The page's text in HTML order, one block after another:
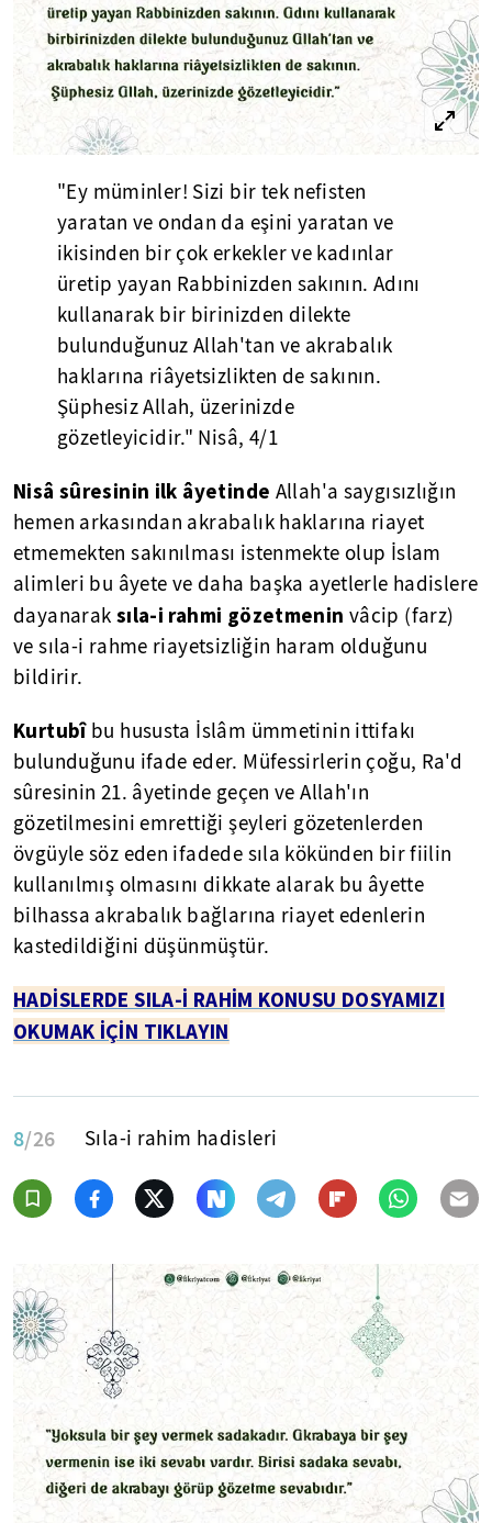
"Ey müminler! Sizi bir tek nefisten
yaratan ve ondan da eşini yaratan ve
ikisinden bir çok erkekler ve kadınlar
üretip yayan Rabbinizden sakının. Adını
kullanarak bir birinizden dilekte
bulunduğunuz Allah'tan ve akrabalık
haklarına riâyetsizlikten de sakının.
Şüphesiz Allah, üzerinizde
gözetleyicidir." Nisâ, 4/1
Nisâ sûresinin ilk âyetinde Allah'a saygısızlığın
hemen arkasından akrabalık haklarına riayet
etmemekten sakınılması istenmekte olup İslam
alimleri bu âyete ve daha başka ayetlerle hadislere
dayanarak sıla-i rahmi gözetmenin vâcip (farz)
ve sıla-i rahme riayetsizliğin haram olduğunu
bildirir.
Kurtubî bu hususta İslâm ümmetinin ittifakı
bulunduğunu ifade eder. Müfessirlerin çoğu, Ra'd
sûresinin 21. âyetinde geçen ve Allah'ın
gözetilmesini emrettiği şeyleri gözetenlerden
övgüyle söz eden ifadede sıla kökünden bir fiilin
kullanılmış olmasını dikkate alarak bu âyette
bilhassa akrabalık bağlarına riayet edenlerin
kastedildiğini düşünmüştür.
HADİSLERDE SILA-İ RAHİM KONUSU DOSYAMIZI
OKUMAK İÇİN TIKLAYIN
8/26 Sıla-i rahim hadisleri